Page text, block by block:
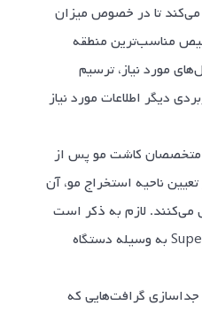
تا در خصوص میزان
مناسب‌ترین منطقه
مورد نیاز، ترسیم
دیگر اطلاعات مورد نیاز
متخصصان کاشت مو پس از
تعیین ناحیه استخراج مو، آن
لازم به ذکر است
که بی‌حسی در روش Super FUE به وسیله دستگاه
گرافت‌هایی که